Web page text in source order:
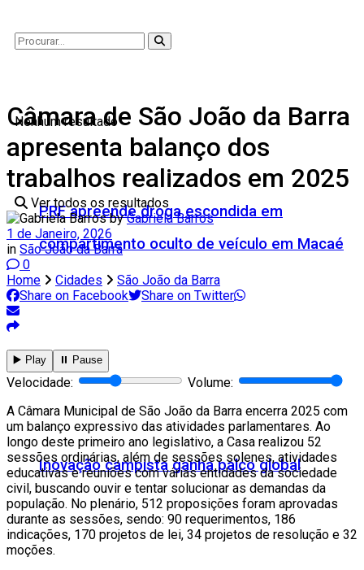
PRF apreende droga escondida em
compartimento oculto de veículo em Macaé
Inovação campista ganha palco global
Nenhum resultado
Ver todos os resultados
Câmara de São João da Barra
apresenta balanço dos
trabalhos realizados em 2025
by Gabriela Barros
1 de Janeiro, 2026
in São João da Barra
0
Home
Cidades
São João da Barra
Share on Facebook
Share on Twitter
▶️ Play ⏸️ Pause
Velocidade:
Volume:
A Câmara Municipal de São João da Barra encerra 2025 com
um balanço expressivo das atividades parlamentares. Ao
longo deste primeiro ano legislativo, a Casa realizou 52
sessões ordinárias, além de sessões solenes, atividades
educativas e reuniões com várias entidades da sociedade
civil, buscando ouvir e tentar solucionar as demandas da
população. No plenário, 512 proposições foram aprovadas
durante as sessões, sendo: 90 requerimentos, 186
indicações, 170 projetos de lei, 34 projetos de resolução e 32
moções.